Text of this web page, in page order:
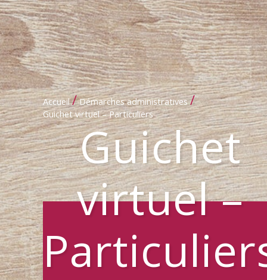
Accueil / Démarches administratives /
Guichet virtuel – Particuliers
Guichet
virtuel –